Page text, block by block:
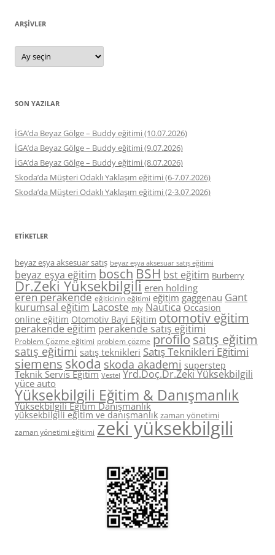
ARŞIVLER
Arşivler
SON YAZILAR
İGA’da Beyaz Gölge – Buddy eğitimi (10.07.2026)
İGA’da Beyaz Gölge – Buddy eğitimi (9.07.2026)
İGA’da Beyaz Gölge – Buddy eğitimi (8.07.2026)
Skoda’da Müşteri Odaklı Yaklaşım eğitimi (6-7.07.2026)
Skoda’da Müşteri Odaklı Yaklaşım eğitimi (2-3.07.2026)
ETIKETLER
beyaz eşya aksesuar satış beyaz eşya aksesuar satış eğitimi
beyaz eşya eğitim boschBSH bst eğitim Burberry
Dr.Zeki Yüksekbilgili eren holding
eren perakende eğiticinin eğitimi eğitim gaggenau Gant
kurumsal eğitim Lacoste miy Nautica Occasion
online eğitim Otomotiv Bayi Eğitim otomotiv eğitim
perakende eğitim perakende satış eğitimi
Problem Çözme eğitimi problem çözme profilo satış eğitim
satış eğitimi satış teknikleri Satış Teknikleri Eğitimi
siemens skoda skoda akademi superstep
Teknik Servis Eğitim Vestel Yrd.Doç.Dr.Zeki Yüksekbilgili
yüce auto
Yüksekbilgili Eğitim & Danışmanlık
Yüksekbilgili Eğitim Danışmanlık
yüksekbilgili eğitim ve danışmanlık zaman yönetimi
zaman yönetimi eğitimi zeki yüksekbilgili